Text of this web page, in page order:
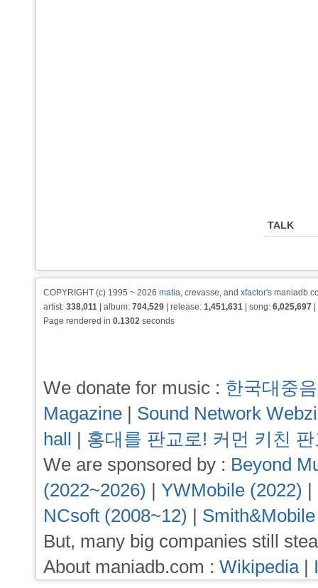
TALK
COPYRIGHT (c) 1995 ~ 2026 matia, crevasse, and xfactor's
artist: 338,011 | album: 704,529 | release: 1,451,631 | song: 6,025,697
Page rendered in 0.1302 seconds
We donate for music : 한국대중
Magazine | Sound Network
hall | 홍대를 판교로! 커먼 키친
We are sponsored by : Beyond
(2022~2026) | YWMobile (2022) |
NCsoft (2008~12) |
But, many big companies still
About maniadb.com : Wikipedia|